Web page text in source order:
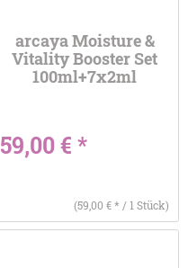
arcaya Moisture &
Vitality Booster Set
100ml+7x2ml
59,00 € *
(59,00 € * / 1 Stück)